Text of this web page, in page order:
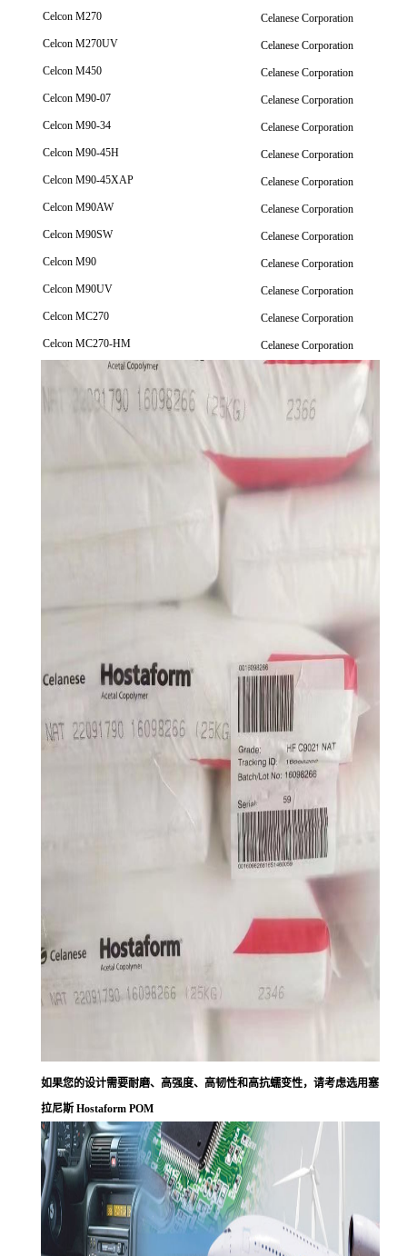
Celcon M270
Celanese Corporation
Celcon M270UV
Celanese Corporation
Celcon M450
Celanese Corporation
Celcon M90-07
Celanese Corporation
Celcon M90-34
Celanese Corporation
Celcon M90-45H
Celanese Corporation
Celcon M90-45XAP
Celanese Corporation
Celcon M90AW
Celanese Corporation
Celcon M90SW
Celanese Corporation
Celcon M90
Celanese Corporation
Celcon M90UV
Celanese Corporation
Celcon MC270
Celanese Corporation
Celcon MC270-HM
Celanese Corporation
如果您的设计需要耐磨、高强度、高韧性和高抗蠕变性，请考虑选用塞
拉尼斯 Hostaform POM